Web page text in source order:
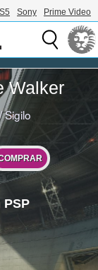
Sony Prime Video
Walker
Sigilo
PSP